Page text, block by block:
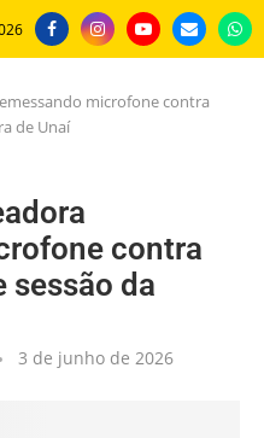
microfone contra
de Unaí
contra
sessão da
3 de junho de 2026